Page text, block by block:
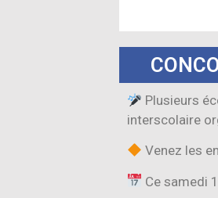
Plusieurs
interscolaire
Venez les
Ce samedi